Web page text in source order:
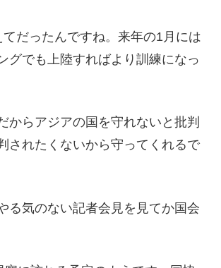
だったんですね。来年の1月には
グでも上陸すればより訓練になっ
からアジアの国を守れないと批判
されたくないから守ってくれるで
る気のない記者会見を見てか国会